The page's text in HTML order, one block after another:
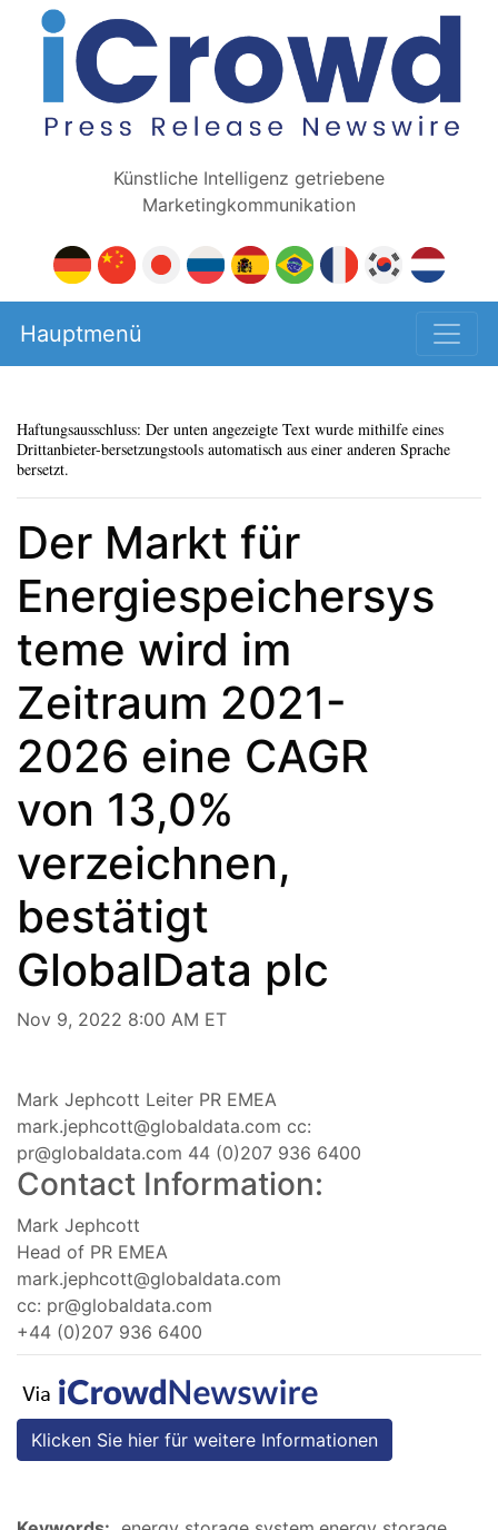
Künstliche Intelligenz getriebene
Marketingkommunikation
Hauptmenü
Haftungsausschluss: Der unten angezeigte Text wurde mithilfe eines
Drittanbieter-bersetzungstools automatisch aus einer anderen Sprache
bersetzt.
Der Markt für
Energiespeichersys
teme wird im
Zeitraum 2021-
2026 eine CAGR
von 13,0%
verzeichnen,
bestätigt
GlobalData plc
Nov 9, 2022 8:00 AM ET
Mark Jephcott Leiter PR EMEA
mark.jephcott@globaldata.com cc:
pr@globaldata.com 44 (0)207 936 6400
Contact Information:
Mark Jephcott
Head of PR EMEA
mark.jephcott@globaldata.com
cc: pr@globaldata.com
+44 (0)207 936 6400
Klicken Sie hier für weitere Informationen